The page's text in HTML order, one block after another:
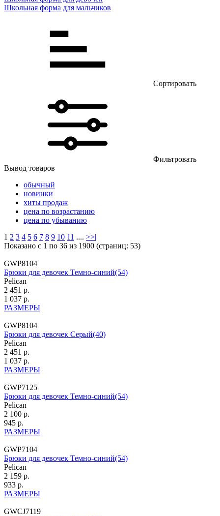
Школьная форма для мальчиков
Сортировать
Фильтровать
Вывод товаров
обычный
новинки
хиты продаж
цена по возрастанию
цена по убыванию
1 2 3 4 5 6 7 8 9 10 11 .... >>|
Показано с 1 по 36 из 1900 (страниц: 53)
GWP8104
Брюки для девочек Темно-синий(54)
Pelican
2 451 р.
1 037 р.
РАЗМЕРЫ
GWP8104
Брюки для девочек Серый(40)
Pelican
2 451 р.
1 037 р.
РАЗМЕРЫ
GWP7125
Брюки для девочек Темно-синий(54)
Pelican
2 100 р.
945 р.
РАЗМЕРЫ
GWP7104
Брюки для девочек Темно-синий(54)
Pelican
2 159 р.
933 р.
РАЗМЕРЫ
GWCJ7119